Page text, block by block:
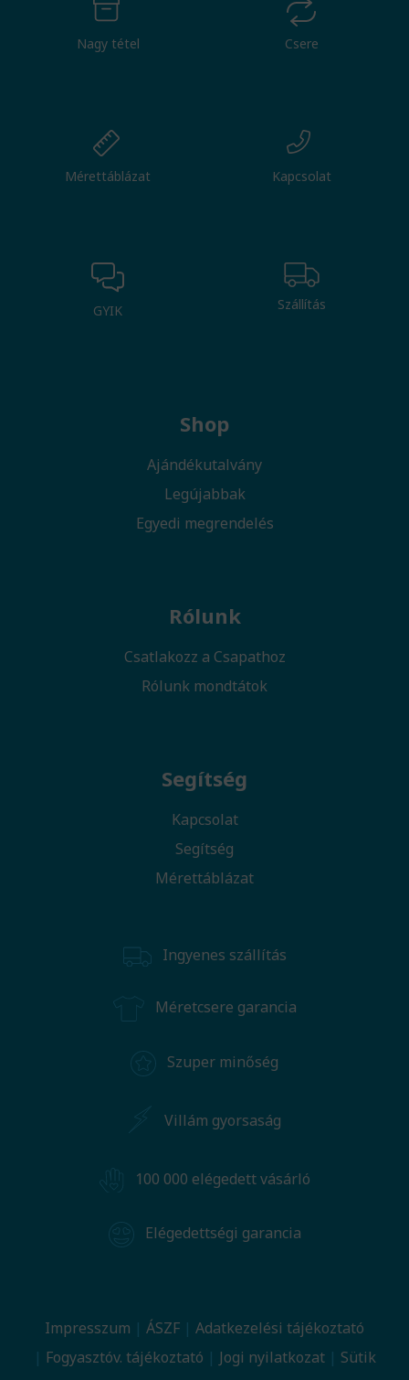
Nagy tétel Csere
Mérettáblázat Kapcsolat
GYIK Szállítás
Shop
Ajándékutalvány
Legújabbak
Egyedi megrendelés
Rólunk
Csatlakozz a Csapathoz
Rólunk mondtátok
Segítség
Kapcsolat
Segítség
Mérettáblázat
Ingyenes szállítás
Méretcsere garancia
Szuper minőség
Villám gyorsaság
100 000 elégedett vásárló
Elégedettségi garancia
Impresszum ÁSZF
Adatkezelési tájékoztató
Fogyasztóv. tájékoztató
Jogi nyilatkozat Sütik